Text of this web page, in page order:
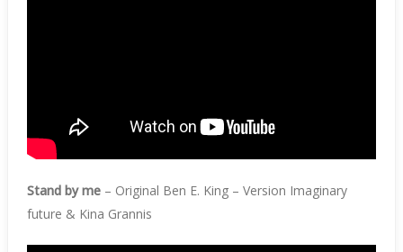
Stand by me – Original Ben E. King – Version Imaginary
future & Kina Grannis